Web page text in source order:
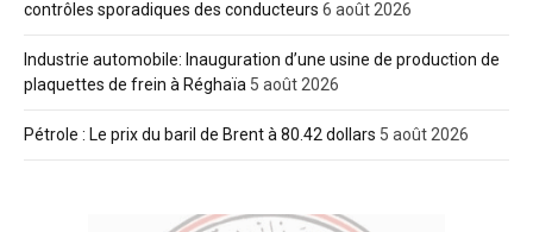
contrôles sporadiques des conducteurs 6 août 2026
Industrie automobile: Inauguration d’une usine de production de
plaquettes de frein à Réghaïa 5 août 2026
Pétrole : Le prix du baril de Brent à 80.42 dollars 5 août 2026